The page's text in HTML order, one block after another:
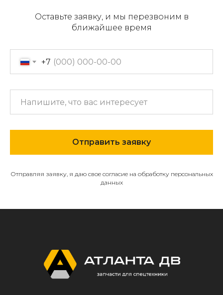
Оставьте заявку, и мы перезвоним в
ближайшее время
+7
Отправить заявку
Отправляя заявку, я даю свое согласие на обработку персональных
данных
О компании
Каталог
Контакты и реквизиты
Политика
+7 (909) 822-33-22
+7 (914)-543-22-33
653322@mail.ru